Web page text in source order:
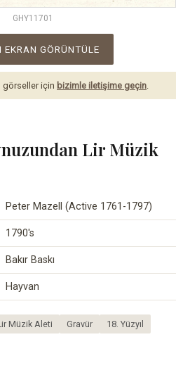
GHY11701
EKRAN GÖRÜNTÜLE
görseller için bizimle iletişime geçin
Lir Müzik
Peter Mazell (Active 1761-1797)
1790's
Bakır Baskı
Hayvan
Müzik Aleti Gravür
18. Yüzyıl